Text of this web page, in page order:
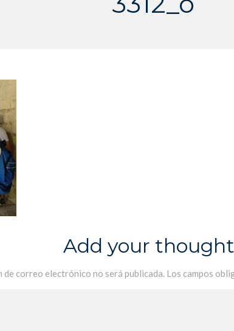
Add your
de correo electrónico no será publicada. Los campos